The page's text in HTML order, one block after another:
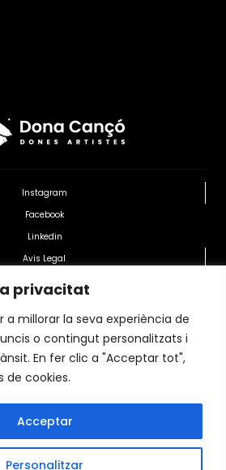
privacitat
a millorar la seva experiència de
o contingut personalitzats i
En fer clic a "Acceptar tot",
de cookies.
Personalitzar
Acceptar
Contacte. Blog.
Instagram
Facebook
Linkedin
Avis Legal
Politica de Privacitat
Política de cookies
Organitzacional
Projectes. Serveis.